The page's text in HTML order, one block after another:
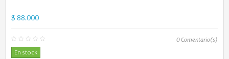
$ 88.000
0Comentario(s)
En stock